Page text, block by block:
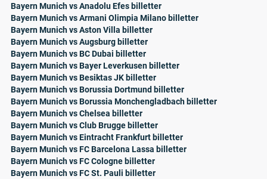
Bayern Munich vs Anadolu Efes billetter
Bayern Munich vs Armani Olimpia Milano billetter
Bayern Munich vs Aston Villa billetter
Bayern Munich vs Augsburg billetter
Bayern Munich vs BC Dubai billetter
Bayern Munich vs Bayer Leverkusen billetter
Bayern Munich vs Besiktas JK billetter
Bayern Munich vs Borussia Dortmund billetter
Bayern Munich vs Borussia Monchengladbach billetter
Bayern Munich vs Chelsea billetter
Bayern Munich vs Club Brugge billetter
Bayern Munich vs Eintracht Frankfurt billetter
Bayern Munich vs FC Barcelona Lassa billetter
Bayern Munich vs FC Cologne billetter
Bayern Munich vs FC St. Pauli billetter